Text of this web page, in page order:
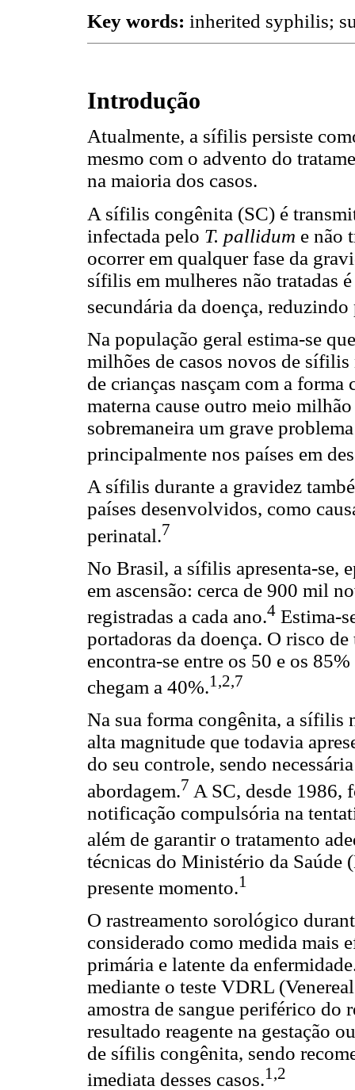
Key words: inherited syphilis;
Introdução
Atualmente, a sífilis persiste
mesmo com o advento do
na maioria dos casos.
A sífilis congênita (SC) é
infectada pelo T. pallidum e não
ocorrer em qualquer fase da
sífilis em mulheres não tratadas
secundária da doença,
Na população geral estima-se
milhões de casos novos de
de crianças nasçam com a
materna cause outro meio
sobremaneira um grave
principalmente nos países em
A sífilis durante a gravidez
países desenvolvidos, como
perinatal.7
No Brasil, a sífilis apresenta-se,
em ascensão: cerca de 900 mil
registradas a cada ano.4 Estima-
portadoras da doença. O risco
encontra-se entre os 50 e os
chegam a 40%.1,2,7
Na sua forma congênita, a sífilis
alta magnitude que todavia
do seu controle, sendo
abordagem.7 A SC, desde 1986,
notificação compulsória na
além de garantir o tratamento
técnicas do Ministério da Saúde
presente momento.1
O rastreamento sorológico
considerado como medida mais
primária e latente da
mediante o teste VDRL
amostra de sangue periférico do
resultado reagente na gestação
de sífilis congênita, sendo
imediata desses casos.1,2